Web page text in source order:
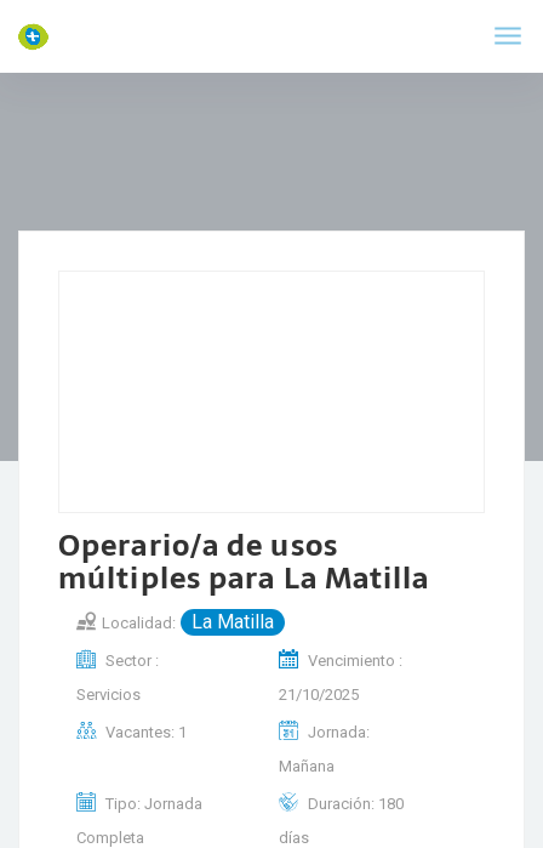
Operario/a de usos
múltiples para La Matilla
Localidad: La Matilla
Sector :
Servicios
Vencimiento :
21/10/2025
Vacantes: 1
Jornada:
Mañana
Tipo: Jornada
Completa
Duración: 180
días